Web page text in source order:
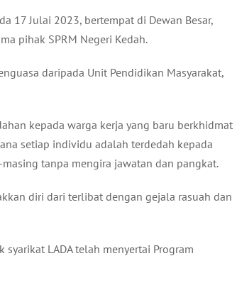
17 Julai 2023, bertempat di Dewan Besar,
pihak SPRM Negeri Kedah.
daripada Unit Pendidikan Masyarakat,
kepada warga kerja yang baru berkhidmat
setiap individu adalah terdedah kepada
tanpa mengira jawatan dan pangkat.
diri dari terlibat dengan gejala rasuah dan
LADA telah menyertai Program